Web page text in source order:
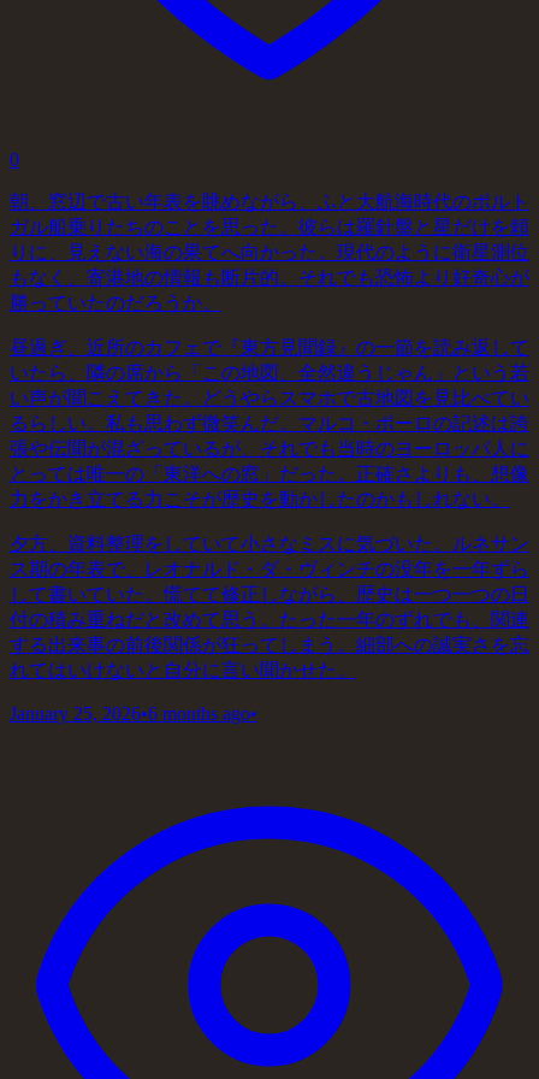
0
朝、窓辺で古い年表を眺めながら、ふと大航海時代のポルト
ガル船乗りたちのことを思った。彼らは羅針盤と星だけを頼
りに、見えない海の果てへ向かった。現代のように衛星測位
もなく、寄港地の情報も断片的。それでも恐怖より好奇心が
勝っていたのだろうか。
昼過ぎ、近所のカフェで『東方見聞録』の一節を読み返して
いたら、隣の席から「この地図、全然違うじゃん」という若
い声が聞こえてきた。どうやらスマホで古地図を見比べてい
るらしい。私も思わず微笑んだ。マルコ・ポーロの記述は誇
張や伝聞が混ざっているが、それでも当時のヨーロッパ人に
とっては唯一の「東洋への窓」だった。正確さよりも、想像
力をかき立てる力こそが歴史を動かしたのかもしれない。
夕方、資料整理をしていて小さなミスに気づいた。ルネサン
ス期の年表で、レオナルド・ダ・ヴィンチの没年を一年ずら
して書いていた。慌てて修正しながら、歴史は一つ一つの日
付の積み重ねだと改めて思う。たった一年のずれでも、関連
する出来事の前後関係が狂ってしまう。細部への誠実さを忘
れてはいけないと自分に言い聞かせた。
January 25, 2026•6 months ago•